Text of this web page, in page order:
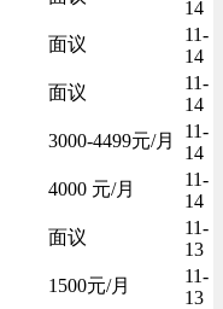
14
面议
11-
14
面议
11-
14
3000-4499元/月
11-
14
4000 元/月
11-
14
面议
11-
13
1500元/月
11-
13